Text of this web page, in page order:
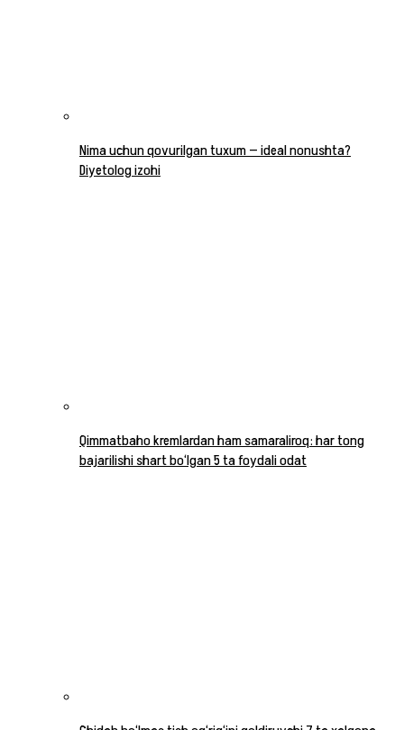
Nima uchun qovurilgan tuxum — ideal nonushta?
Diyetolog izohi
Qimmatbaho kremlardan ham samaraliroq: har tong
bajarilishi shart bo‘lgan 5 ta foydali odat